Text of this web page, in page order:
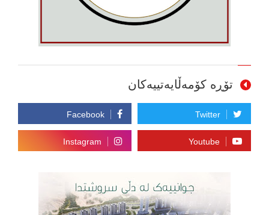
تۆڕە کۆمەڵایەتییەکان